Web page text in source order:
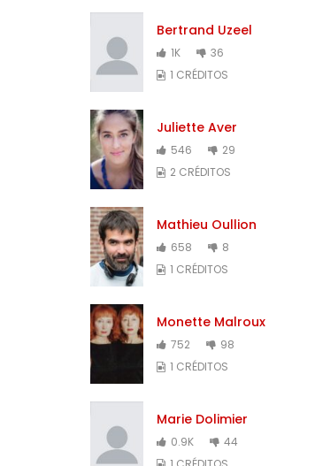
Bertrand Uzeel
1K
36
1 CRÉDITOS
Juliette Aver
546
29
2 CRÉDITOS
Mathieu Oullion
658
8
1 CRÉDITOS
Monette Malroux
752
98
1 CRÉDITOS
Marie Dolimier
0.9K
44